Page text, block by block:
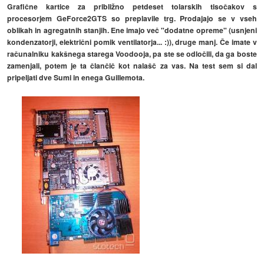
Grafične kartice za približno petdeset tolarskih tisočakov s
procesorjem GeForce2GTS so preplavile trg. Prodajajo se v vseh
oblikah in agregatnih stanjih. Ene imajo več "dodatne opreme" (usnjeni
kondenzatorji, električni pomik ventilatorja... :)), druge manj. Če imate v
računalniku kakšnega starega Voodooja, pa ste se odločili, da ga boste
zamenjali, potem je ta člančič kot nalašč za vas. Na test sem si dal
pripeljati dve Sumi in enega Guillemota.